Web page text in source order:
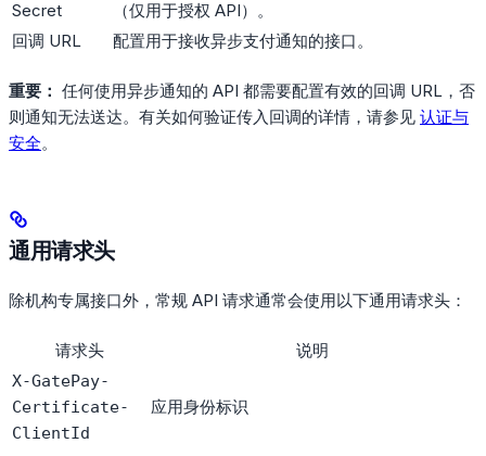
Secret
（仅用于授权 API）。
回调 URL
配置用于接收异步支付通知的接口。
重要： 任何使用异步通知的 API 都需要配置有效的回调 URL，否
则通知无法送达。有关如何验证传入回调的详情，请参见 认证与
安全。
通用请求头
除机构专属接口外，常规 API 请求通常会使用以下通用请求头：
请求头 说明
X-GatePay-
Certificate-
ClientId
应用身份标识